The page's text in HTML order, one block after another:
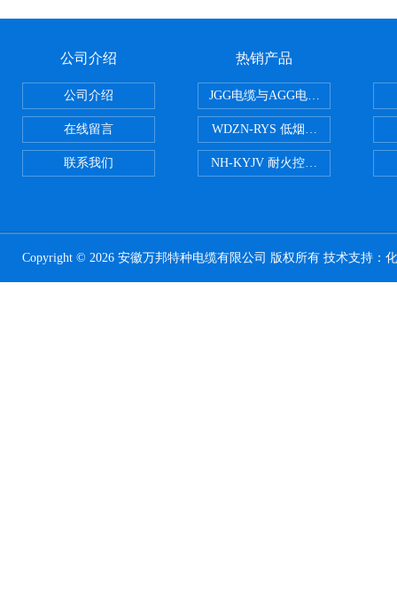
公司介绍
公司介绍
在线留言
联系我们
热销产品
JGG电缆与AGG电缆有什么区别
WDZN-RYS 低烟无卤耐火双绞线
NH-KYJV 耐火控制电缆
Copyright © 2026 安徽万邦特种电缆有限公司 版权所有 技术支持：